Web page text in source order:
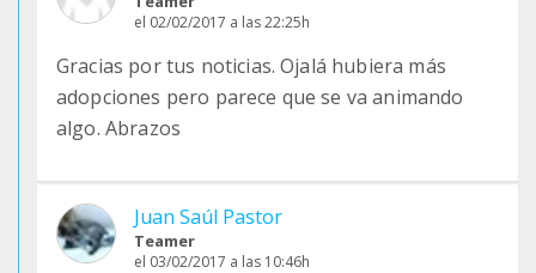
el 02/02/2017 a las 22:25h
Gracias por tus noticias. Ojalá hubiera más
adopciones pero parece que se va animando
algo. Abrazos
Juan Saúl Pastor
Teamer
el 03/02/2017 a las 10:46h